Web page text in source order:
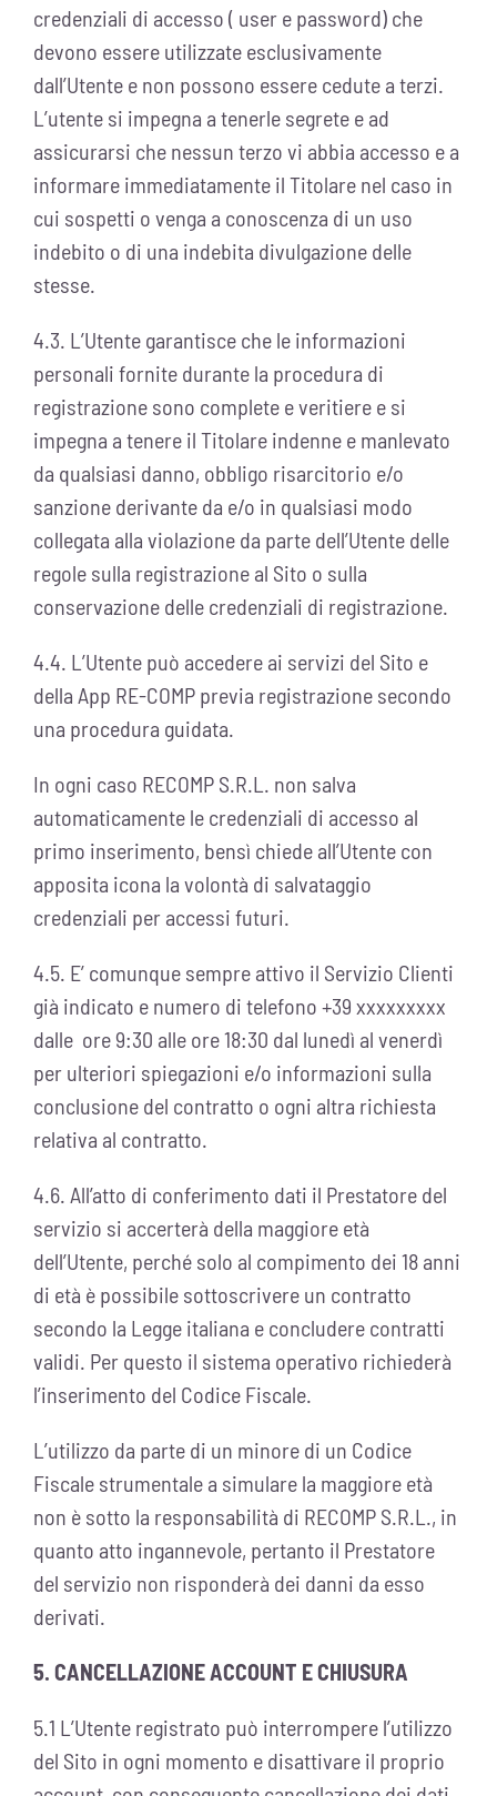
credenziali di accesso ( user e password) che
devono essere utilizzate esclusivamente
dall’Utente e non possono essere cedute a terzi.
L’utente si impegna a tenerle segrete e ad
assicurarsi che nessun terzo vi abbia accesso e a
informare immediatamente il Titolare nel caso in
cui sospetti o venga a conoscenza di un uso
indebito o di una indebita divulgazione delle
stesse.
4.3. L’Utente garantisce che le informazioni
personali fornite durante la procedura di
registrazione sono complete e veritiere e si
impegna a tenere il Titolare indenne e manlevato
da qualsiasi danno, obbligo risarcitorio e/o
sanzione derivante da e/o in qualsiasi modo
collegata alla violazione da parte dell’Utente delle
regole sulla registrazione al Sito o sulla
conservazione delle credenziali di registrazione.
4.4. L’Utente può accedere ai servizi del Sito e
della App RE-COMP previa registrazione secondo
una procedura guidata.
In ogni caso RECOMP S.R.L. non salva
automaticamente le credenziali di accesso al
primo inserimento, bensì chiede all’Utente con
apposita icona la volontà di salvataggio
credenziali per accessi futuri.
4.5. E’ comunque sempre attivo il Servizio Clienti
già indicato e numero di telefono +39 xxxxxxxxx
dalle ore 9:30 alle ore 18:30 dal lunedì al venerdì
per ulteriori spiegazioni e/o informazioni sulla
conclusione del contratto o ogni altra richiesta
relativa al contratto.
4.6. All’atto di conferimento dati il Prestatore del
servizio si accerterà della maggiore età
dell’Utente, perché solo al compimento dei 18 anni
di età è possibile sottoscrivere un contratto
secondo la Legge italiana e concludere contratti
validi. Per questo il sistema operativo richiederà
l’inserimento del Codice Fiscale.
L’utilizzo da parte di un minore di un Codice
Fiscale strumentale a simulare la maggiore età
non è sotto la responsabilità di RECOMP S.R.L., in
quanto atto ingannevole, pertanto il Prestatore
del servizio non risponderà dei danni da esso
derivati.
5. CANCELLAZIONE ACCOUNT E CHIUSURA
5.1 L’Utente registrato può interrompere l’utilizzo
del Sito in ogni momento e disattivare il proprio